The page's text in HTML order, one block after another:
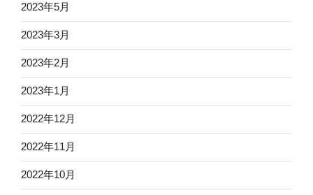
2023年5月
2023年3月
2023年2月
2023年1月
2022年12月
2022年11月
2022年10月